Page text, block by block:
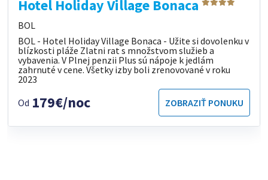
Hotel Holiday Village Bonaca
BOL
BOL - Hotel Holiday Village Bonaca - Užite si dovolenku v
blízkosti pláže Zlatni rat s množstvom služieb a
vybavenia. V Plnej penzii Plus sú nápoje k jedlám
zahrnuté v cene. Všetky izby boli zrenovované v roku
2023
Od 179€/noc ZOBRAZIŤ PONUKU